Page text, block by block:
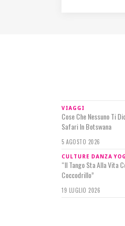
VIAGGI
Cose Che Nessuno Ti
Safari In Botswana
5 AGOSTO 2026
CULTURE DANZA
“Il Tango Sta Alla Vita
Coccodrillo”
19 LUGLIO 2026